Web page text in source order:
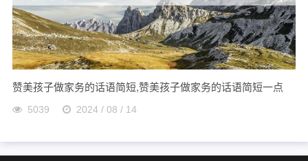
赞美孩子做家务的话语简短,赞美孩子做家务的话语简短一点
5039 2024 / 08 / 14